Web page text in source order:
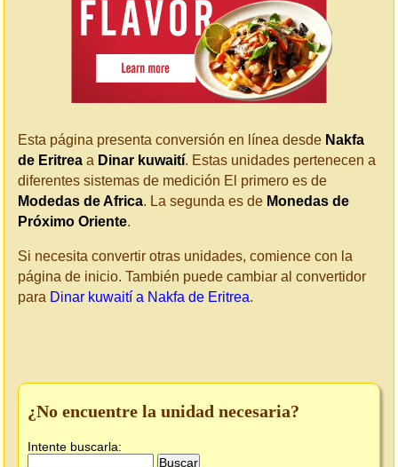
Esta página presenta conversión en línea desde Nakfa
de Eritrea a Dinar kuwaití. Estas unidades pertenecen a
diferentes sistemas de medición El primero es de
Modedas de Africa. La segunda es de Monedas de
Próximo Oriente.
Si necesita convertir otras unidades, comience con la
página de inicio. También puede cambiar al convertidor
para Dinar kuwaití a Nakfa de Eritrea.
¿No encuentre la unidad necesaria?
Intente buscarla: